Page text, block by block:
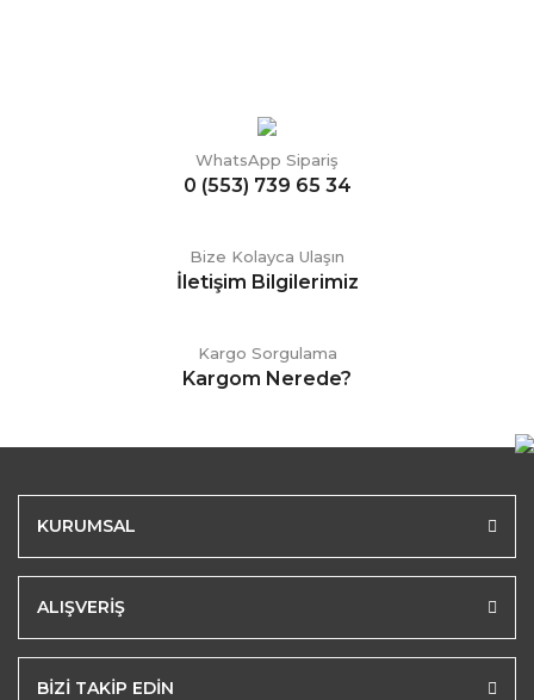
WhatsApp Sipariş
0 (553) 739 65 34
Bize Kolayca Ulaşın
İletişim Bilgilerimiz
Kargo Sorgulama
Kargom Nerede?
KURUMSAL
ALIŞVERİŞ
BİZİ TAKİP EDİN